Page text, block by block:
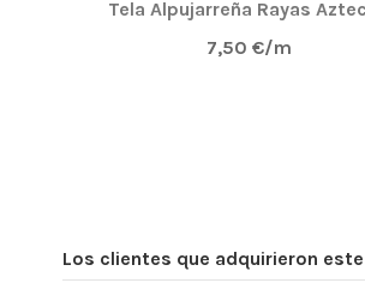
Tela Alpujarreña Rayas
7,50 €/m
Los clientes que adquirieron